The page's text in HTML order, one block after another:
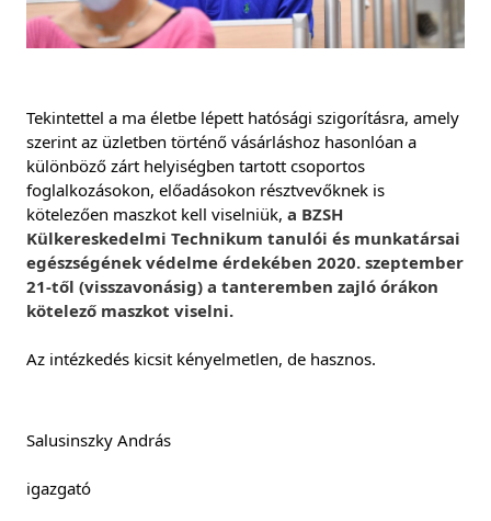
Tekintettel a ma életbe lépett hatósági szigorításra, amely
szerint az üzletben történő vásárláshoz hasonlóan a
különböző zárt helyiségben tartott csoportos
foglalkozásokon, előadásokon résztvevőknek is
kötelezően maszkot kell viselniük, a BZSH
Külkereskedelmi Technikum tanulói és munkatársai
egészségének védelme érdekében 2020. szeptember
21-től (visszavonásig) a tanteremben zajló órákon
kötelező maszkot viselni.
Az intézkedés kicsit kényelmetlen, de hasznos.
Salusinszky András
igazgató